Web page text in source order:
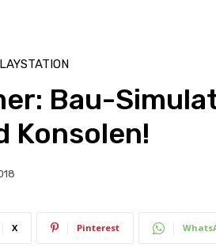
Bau-
Konsolen!
X Pinterest